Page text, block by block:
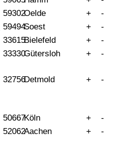
59302Oelde +
-
59494Soest +
-
33615Bielefeld +
-
33330Gütersloh + -
32756Detmold + -
50667Köln +
-
52062Aachen + -